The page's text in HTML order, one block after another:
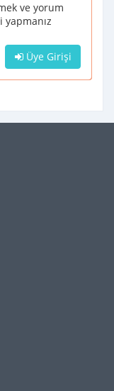
ve yorum
Üye Girişi